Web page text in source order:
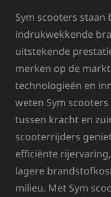
Sym scooters staan
indrukwekkende
uitstekende
merken op de
technologieën en
weten Sym
tussen kracht en
scooterrijders
efficiënte
lagere
milieu. Met Sym